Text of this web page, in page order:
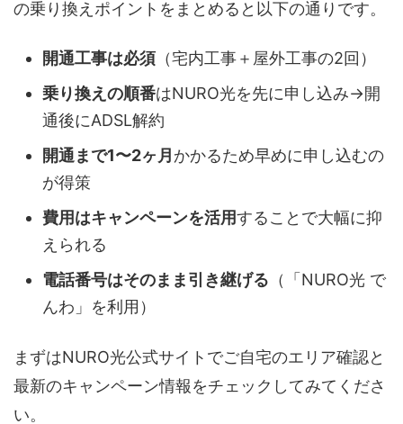
の乗り換えポイントをまとめると以下の通りです。
開通工事は必須 （宅内工事＋屋外工事の2回）
乗り換えの順番はNURO光を先に申し込み→開
通後にADSL解約
開通まで1〜2ヶ月 かかるため早めに申し込むの
が得策
費用はキャンペーンを活用することで大幅に抑
えられる
電話番号はそのまま引き継げる （「NURO光 で
んわ」を利用）
まずはNURO光公式サイトでご自宅のエリア確認と
最新のキャンペーン情報をチェックしてみてくださ
い。